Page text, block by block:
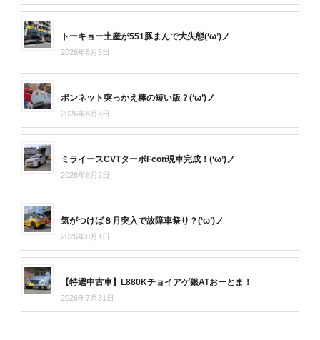
トーキョー土産が551豚まんで大失態(‘ω’)ノ
2026年8月5日
ボンネット突っかえ棒の短い版？(‘ω’)ノ
2026年8月3日
ミライースCVTターボFcon現車完成！(‘ω’)ノ
2026年8月2日
気がつけば８月突入で故障車祭り？(‘ω’)ノ
2026年8月1日
【特選中古車】L880Kチョイアゲ銀ATおーとま！
2026年7月31日